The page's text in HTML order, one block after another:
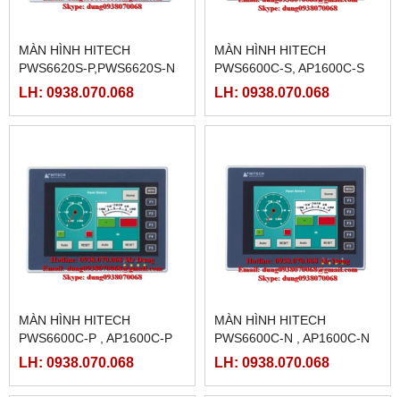
MÀN HÌNH HITECH
PWS6620S-P,PWS6620S-N
LH: 0938.070.068
MÀN HÌNH HITECH
PWS6600C-S, AP1600C-S
LH: 0938.070.068
MÀN HÌNH HITECH
PWS6600C-P , AP1600C-P
LH: 0938.070.068
MÀN HÌNH HITECH
PWS6600C-N , AP1600C-N
LH: 0938.070.068